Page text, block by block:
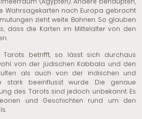
Wahrsagekarten nach Europa gebracht
zieht weite Bahnen. So glauben
dass die Karten im Mittelalter von den
betrifft, so lässt sich durchaus
von der jüdischen Kabbala und den
als auch von der indischen und
stark beeinflusst wurde. Die genaue
des Tarots sind jedoch unbekannt. Es
und Geschichten rund um den